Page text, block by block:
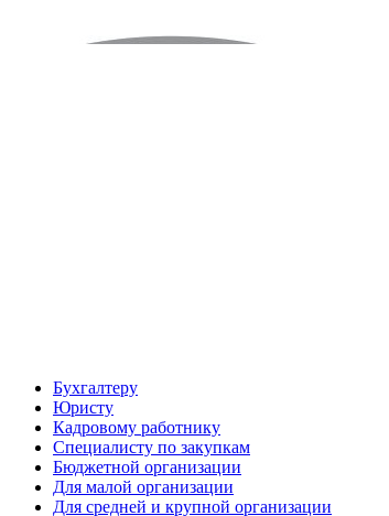
Бухгалтеру
Юристу
Кадровому работнику
Специалисту по закупкам
Бюджетной организации
Для малой организации
Для средней и крупной организации